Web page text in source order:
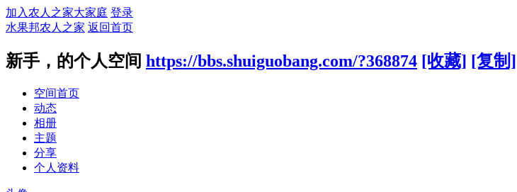
加入农人之家大家庭 登录
水果邦农人之家 返回首页
新手，的个人空间 https://bbs.shuiguobang.com/?368874 [收藏] [复制]
空间首页
动态
相册
主题
分享
个人资料